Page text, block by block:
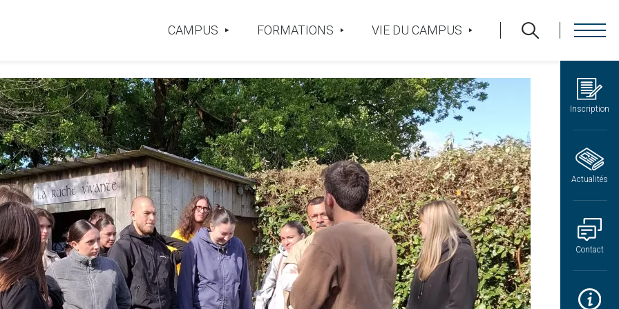
Inscription
Actualités
Contact
CAMPUS FORMATIONS VIE DU CAMPUS